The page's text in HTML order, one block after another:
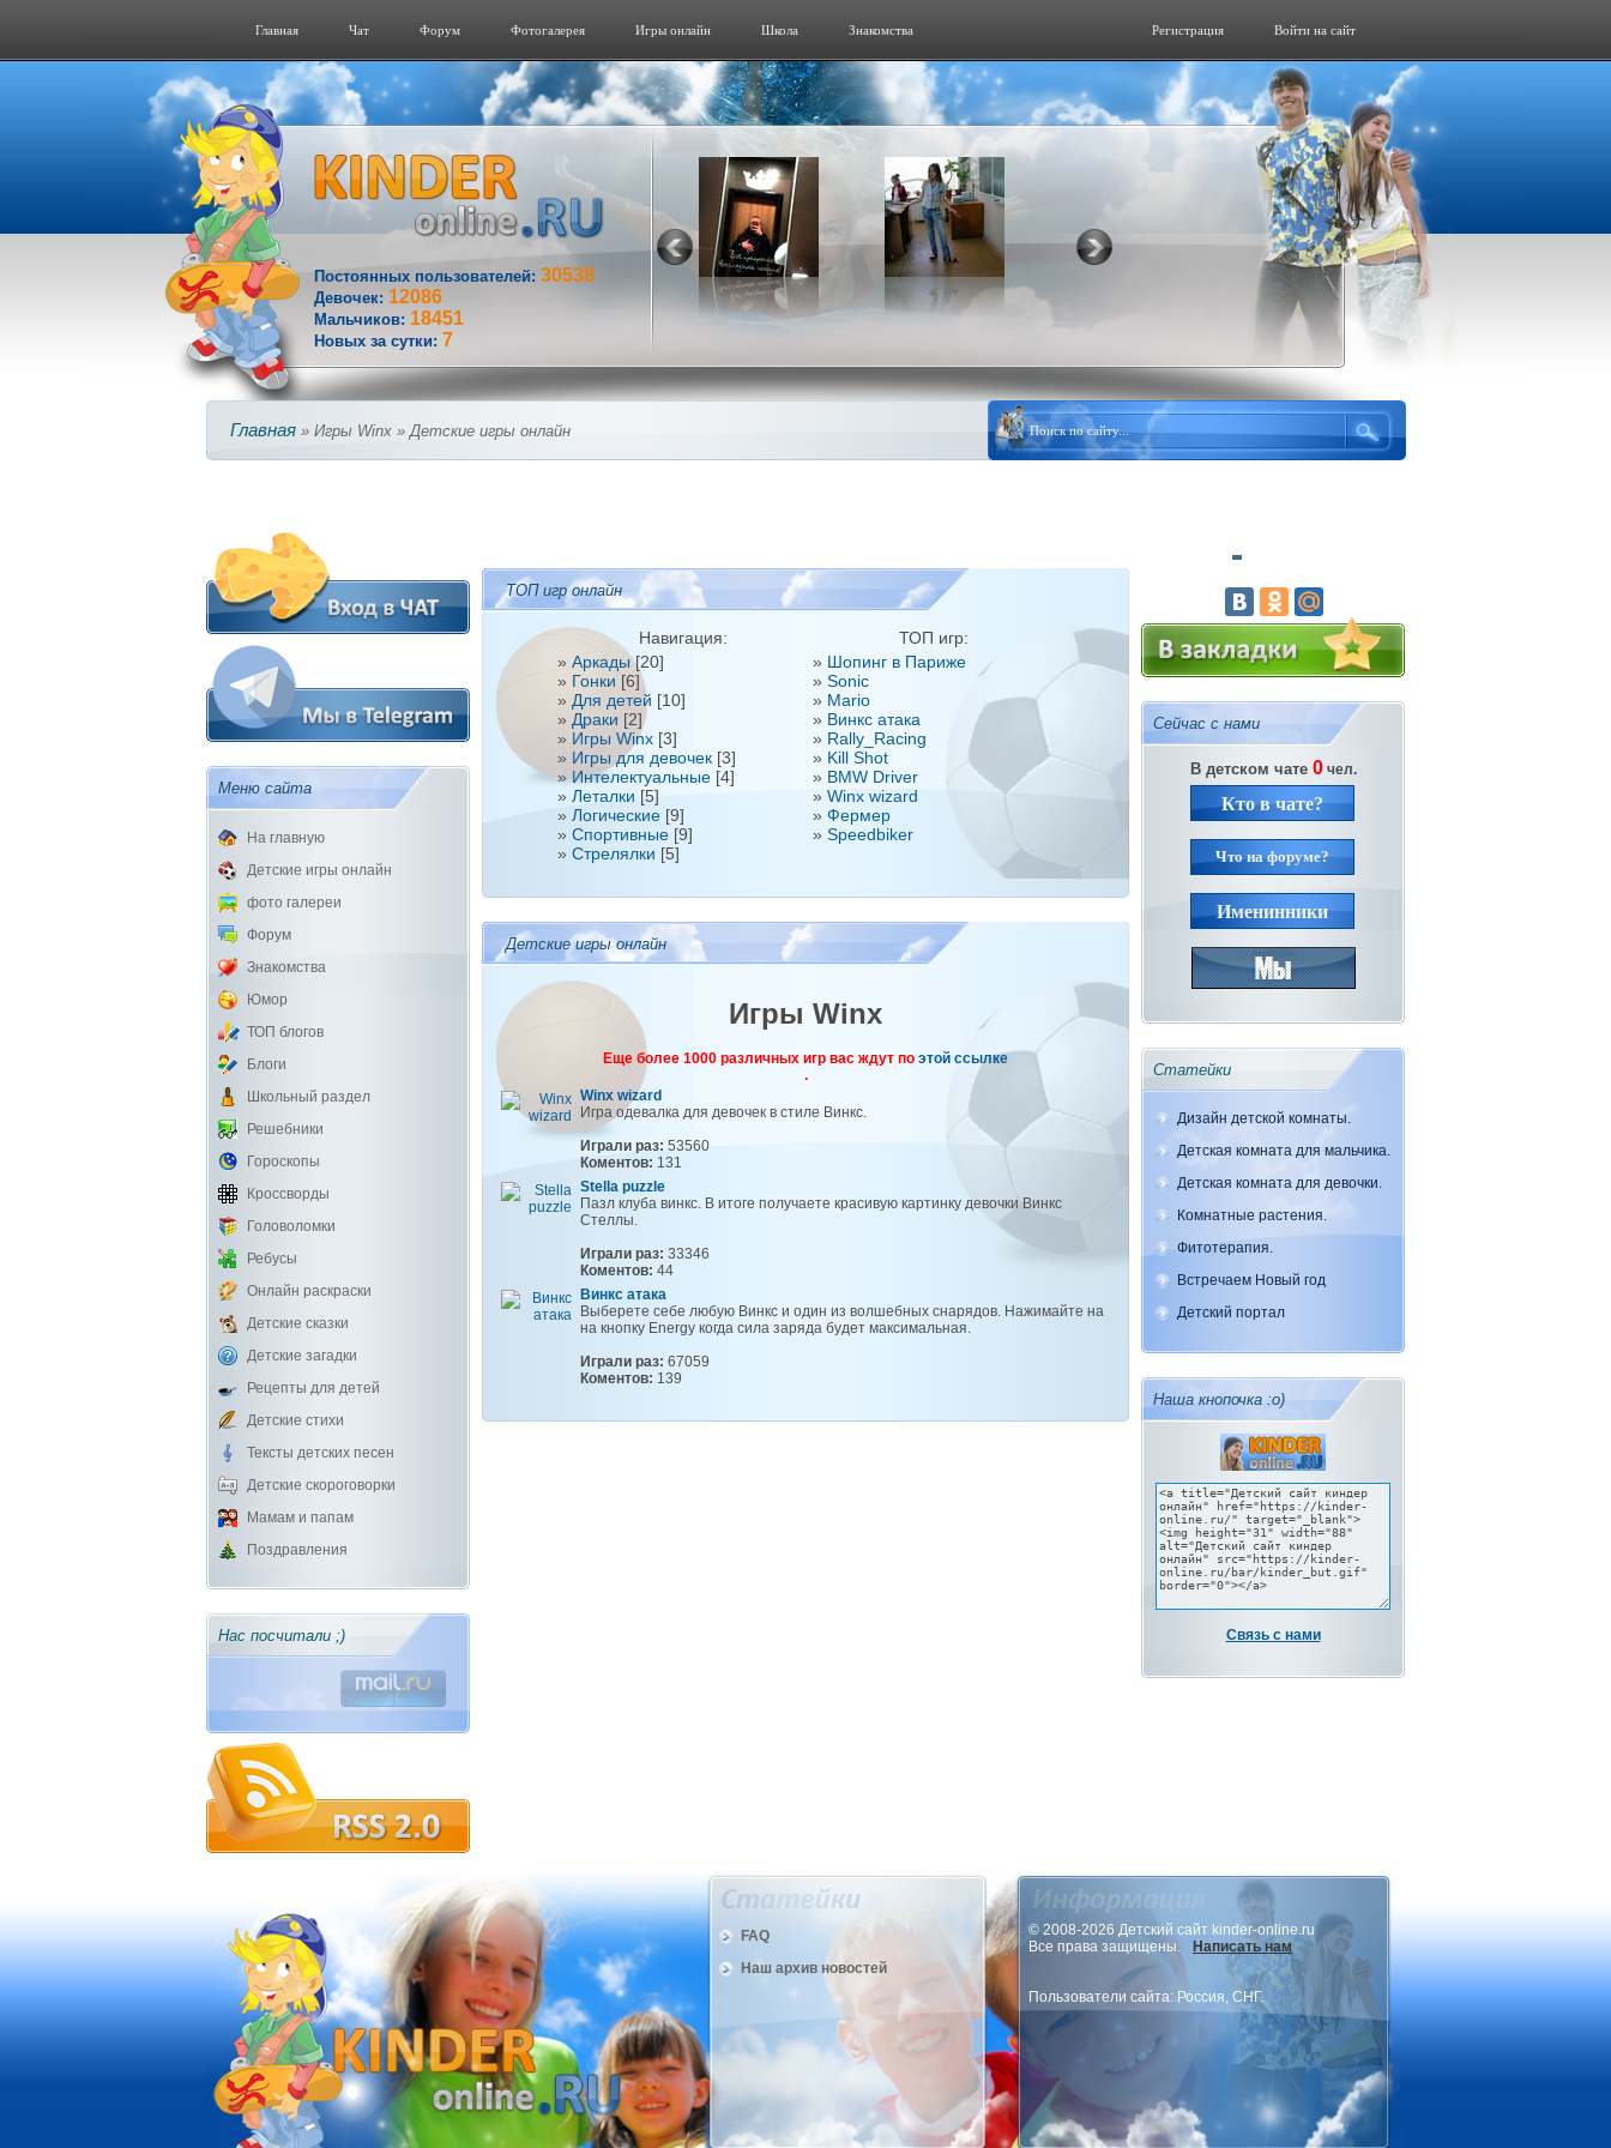
Главная Чат Форум Фотогалерeя Игры онлайн Школа Знакомства Войти на сайт
Регистрация
Постоянных пользователей: 30538
Девочек: 12086
Мальчиков: 18451
Новых за сутки: 7
Главная » Игры Winx » Детские игры онлайн
Меню сайта
На главную
Детские игры онлайн
фото галереи
Форум
Знакомства
Юмор
ТОП блогов
Блоги
Школьный раздел
Решебники
Гороскопы
Кроссворды
Головоломки
Ребусы
Онлайн раскраски
Детские сказки
Детские загадки
Рецепты для детей
Детские стихи
Тексты детских песен
Детские скороговорки
Мамам и папам
Поздравления
Нас посчитали ;)
ТОП игр онлайн
Навигация:
ТОП игр:
» Аркады[20]
» Гонки [6]
» Для детей [10]
» Драки [2]
» Игры Winx [3]
» Игры для девочек [3]
»Интелектуальные [4]
» Леталки [5]
» Логические [9]
» Спортивные [9]
» Стрелялки [5]
» Шопинг в Париже
» Sonic
» Mario
» Винкс атака
» Rally_Racing
» Kill Shot
» BMW Driver
» Winx wizard
» Фермер
» Speedbiker
Детские игры онлайн
Игры Winx
Еще более 1000 различных игр вас ждут по этой ссылке
.
Winx wizard
Игра одевалка для девочек в стиле Винкс.
Играли раз: 53560
Коментов: 131
Stella puzzle
Пазл клуба винкс. В итоге получаете красивую картинку девочки Винкс
Стеллы.
Играли раз: 33346
Коментов: 44
Винкс атака
Выберете себе любую Винкс и один из волшебных снарядов. Нажимайте на
на кнопку Energy когда сила заряда будет максимальная.
Играли раз: 67059
Коментов: 139
Сейчас с нами
В детском чате 0чел.
Кто в чате?
Что на форуме?
Именинники
Статейки
Дизайн детской комнаты.
Детская комната для мальчика.
Детская комната для девочки.
Комнатные растения.
Фитотерапия.
Встречаем Новый год
Детский портал
Наша кнопочка :о)
Связь с нами
FAQ
Наш архив новостей
© 2008-2026 Детский сайт kinder-online.ru
Все права защищены.
Написать нам
Пользователи сайта: Россия, СНГ.